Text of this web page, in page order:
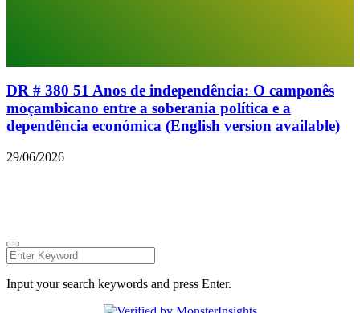
DR # 380 51 Anos de independência: O camponês
moçambicano entre a soberania política e a
dependência económica (English version available)
29/06/2026
Input your search keywords and press Enter.